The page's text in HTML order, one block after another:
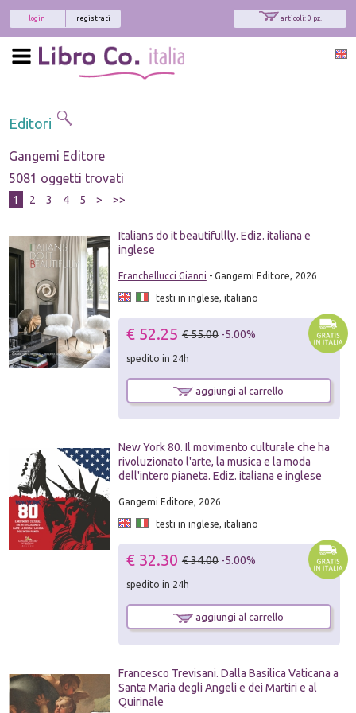
articoli: 0 pz.
registrati
login
Editori
Gangemi Editore
5081 oggetti trovati
1 2 3 4 5 > >>
Italians do it beautifullly. Ediz. italiana e
inglese
Franchellucci Gianni - Gangemi Editore, 2026
testi in inglese, italiano
€ 52.25 € 55.00 -5.00%
spedito in 24h
aggiungi al carrello
New York 80. Il movimento culturale che ha
rivoluzionato l'arte, la musica e la moda
dell'intero pianeta. Ediz. italiana e inglese
Gangemi Editore, 2026
testi in inglese, italiano
€ 32.30 € 34.00 -5.00%
spedito in 24h
aggiungi al carrello
Francesco Trevisani. Dalla Basilica Vaticana a
Santa Maria degli Angeli e dei Martiri e al
Quirinale